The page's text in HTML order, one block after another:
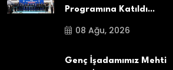
Programına Katıldı...
08 Ağu, 2026
Genç İşadamımız Mehti